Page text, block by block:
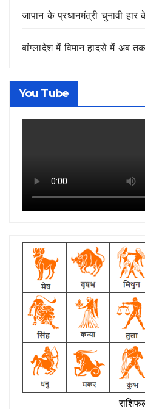
जापान के प्रधानमंत्री चुनावी
बांग्लादेश में विमान हादसे में अब
You Tube